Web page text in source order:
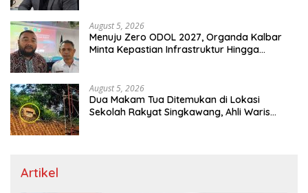
August 5, 2026
Menuju Zero ODOL 2027, Organda Kalbar
Minta Kepastian Infrastruktur Hingga
August 5, 2026
Dua Makam Tua Ditemukan di Lokasi
Sekolah Rakyat Singkawang, Ahli Waris
Artikel